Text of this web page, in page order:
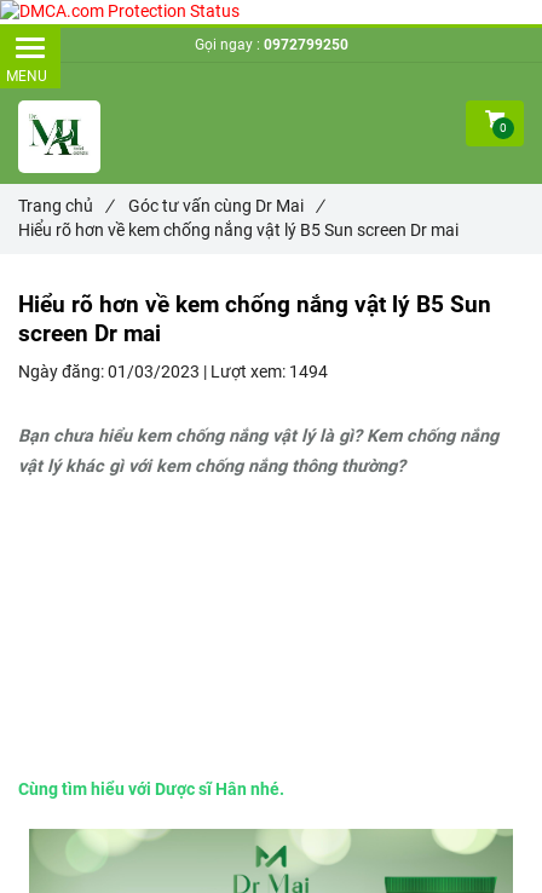
Hiểu rõ hơn về kem chống nắng vật lý B5 Sun
screen Dr mai
Ngày đăng:01/03/2023 | Lượt xem: 1494
Bạn chưa hiểu kem chống nắng vật lý là gì? Kem chống nắng
vật lý khác gì với kem chống nắng thông thường?
Cùng tìm hiểu với Dược sĩ Hân nhé.
Trang chủ / Góc tư vấn cùng Dr Mai /
Hiểu rõ hơn về kem chống nắng vật lý B5 Sun screen Dr mai
Gọi ngay : 0972799250
0